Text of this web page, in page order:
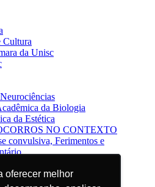
oferecer melhor
oferecer melhor
Cultura
da Unisc
da Biologia
da Estética
NO CONTEXTO
convulsiva, Ferimentos e